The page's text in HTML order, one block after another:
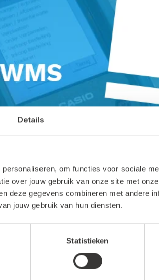
Details
om functies voor sociale
over jouw gebruik van onze site met
deze gegevens combineren met andere
jouw gebruik van hun diensten.
Statistieken
waar de producten liggen en
Eenvoudige software
tijd’.
beheers je de
de voorraad maakt. Wat